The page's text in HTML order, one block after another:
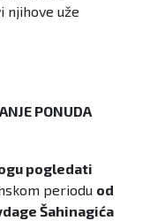
njihove uže
PONUDA
pogledati
periodu od
Šahinagića